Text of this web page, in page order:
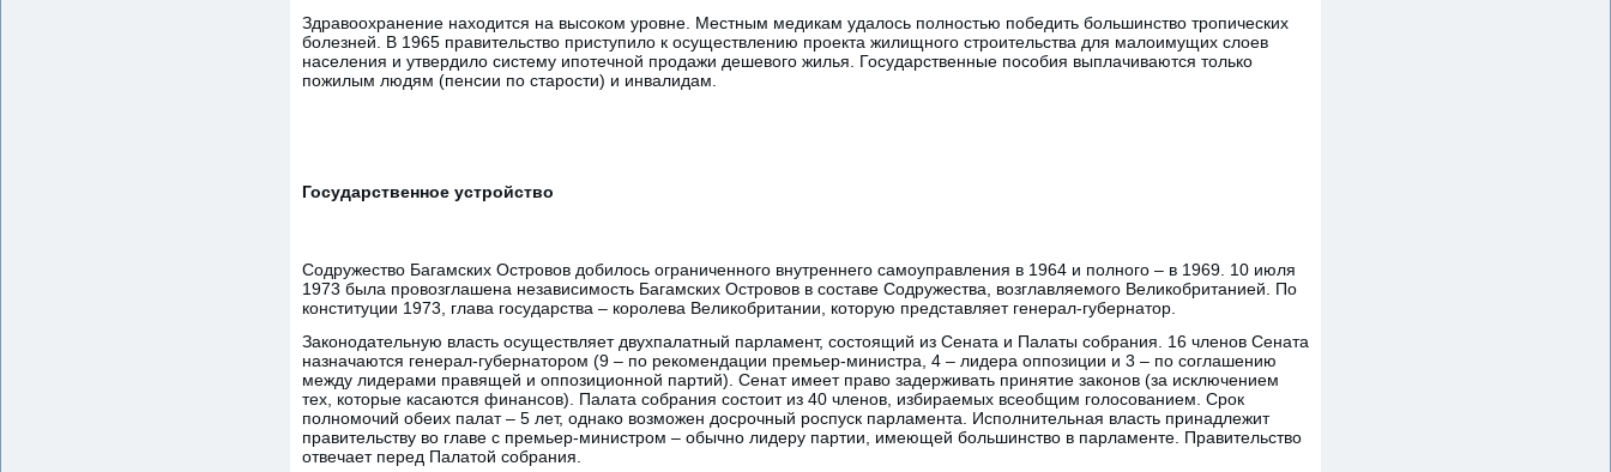
Здравоохранение находится на высоком уровне. Местным медикам удалось полностью победить большинство тропических
болезней. В 1965 правительство приступило к осуществлению проекта жилищного строительства для малоимущих слоев
населения и утвердило систему ипотечной продажи дешевого жилья. Государственные пособия выплачиваются только
пожилым людям (пенсии по старости) и инвалидам.
Государственное устройство
Содружество Багамских Островов добилось ограниченного внутреннего самоуправления в 1964 и полного – в 1969. 10 июля
1973 была провозглашена независимость Багамских Островов в составе Содружества, возглавляемого Великобританией. По
конституции 1973, глава государства – королева Великобритании, которую представляет генерал-губернатор.
Законодательную власть осуществляет двухпалатный парламент, состоящий из Сената и Палаты собрания. 16 членов Сената
назначаются генерал-губернатором (9 – по рекомендации премьер-министра, 4 – лидера оппозиции и 3 – по соглашению
между лидерами правящей и оппозиционной партий). Сенат имеет право задерживать принятие законов (за исключением
тех, которые касаются финансов). Палата собрания состоит из 40 членов, избираемых всеобщим голосованием. Срок
полномочий обеих палат – 5 лет, однако возможен досрочный роспуск парламента. Исполнительная власть принадлежит
правительству во главе с премьер-министром – обычно лидеру партии, имеющей большинство в парламенте. Правительство
отвечает перед Палатой собрания.